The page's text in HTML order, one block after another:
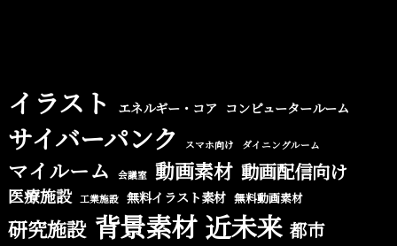
イラスト エネルギー・コア コンピュータールーム
サイバーパンク スマホ向け ダイニングルーム
マイルーム 会議室 動画素材 動画配信向け
医療施設 工業施設 無料イラスト素材 無料動画素材
研究施設 背景素材 近未来 都市